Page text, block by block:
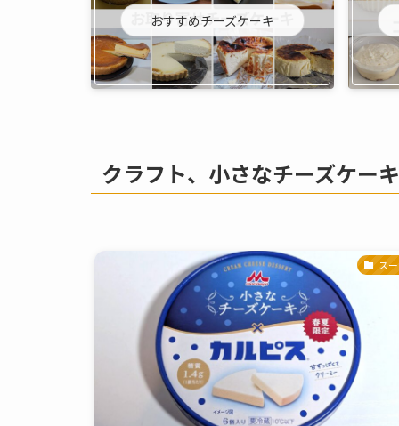
おすすめチーズケーキ
クラフト、小さなチーズケーキ
ス